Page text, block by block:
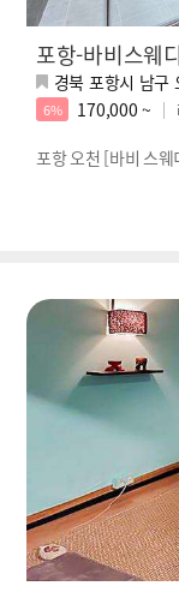
포항-바비스웨
경북 포항시 남구
6% 170,000 ~
포항 오천 [바비 스